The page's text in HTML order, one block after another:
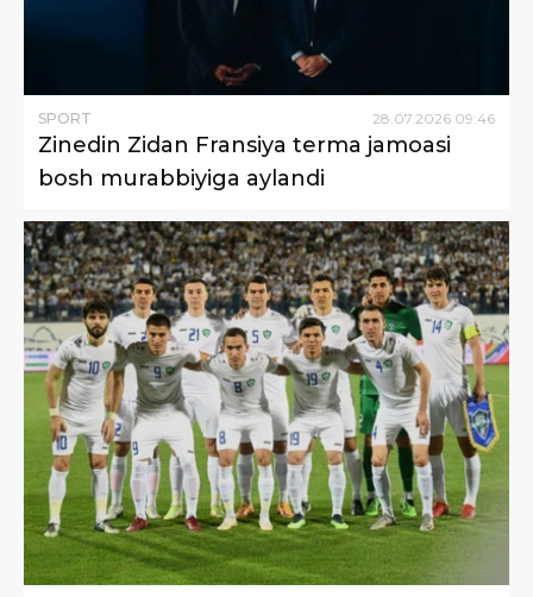
SPORT 28.07.2026 09:46
Zinedin Zidan Fransiya terma jamoasi
bosh murabbiyiga aylandi